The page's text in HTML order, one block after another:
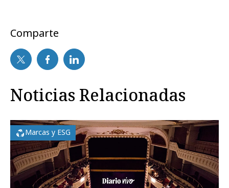
Comparte
Noticias Relacionadas
Marcas y ESG